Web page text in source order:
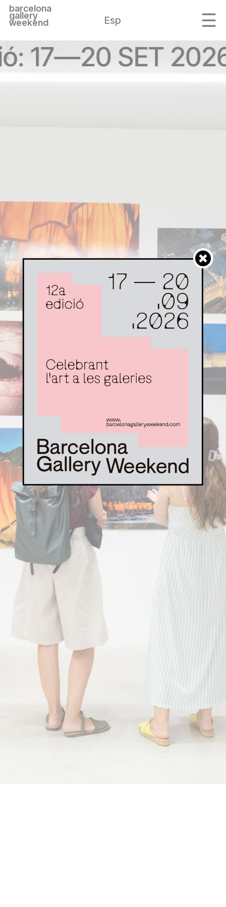
barcelona
gallery
weekend Esp
17—20 SET 2026